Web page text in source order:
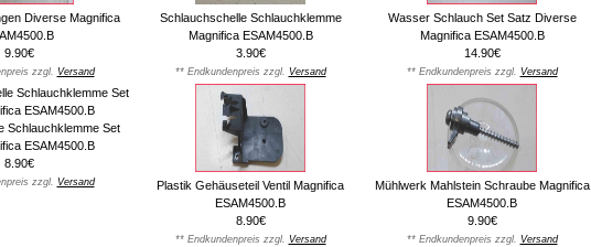
Diverse Magnifica
9.90€
zzgl. Versand
Schlauchschelle Schlauchklemme
Magnifica ESAM4500.B
3.90€
** Endkundenpreis zzgl. Versand
Wasser Schlauch Set Satz Diverse
Magnifica ESAM4500.B
14.90€
** Endkundenpreis zzgl. Versand
Schlauchklemme Set
ESAM4500.B
8.90€
zzgl. Versand
Plastik Gehäuseteil Ventil Magnifica
ESAM4500.B
8.90€
** Endkundenpreis zzgl. Versand
Mühlwerk Mahlstein Schraube Magnifica
ESAM4500.B
9.90€
** Endkundenpreis zzgl. Versand